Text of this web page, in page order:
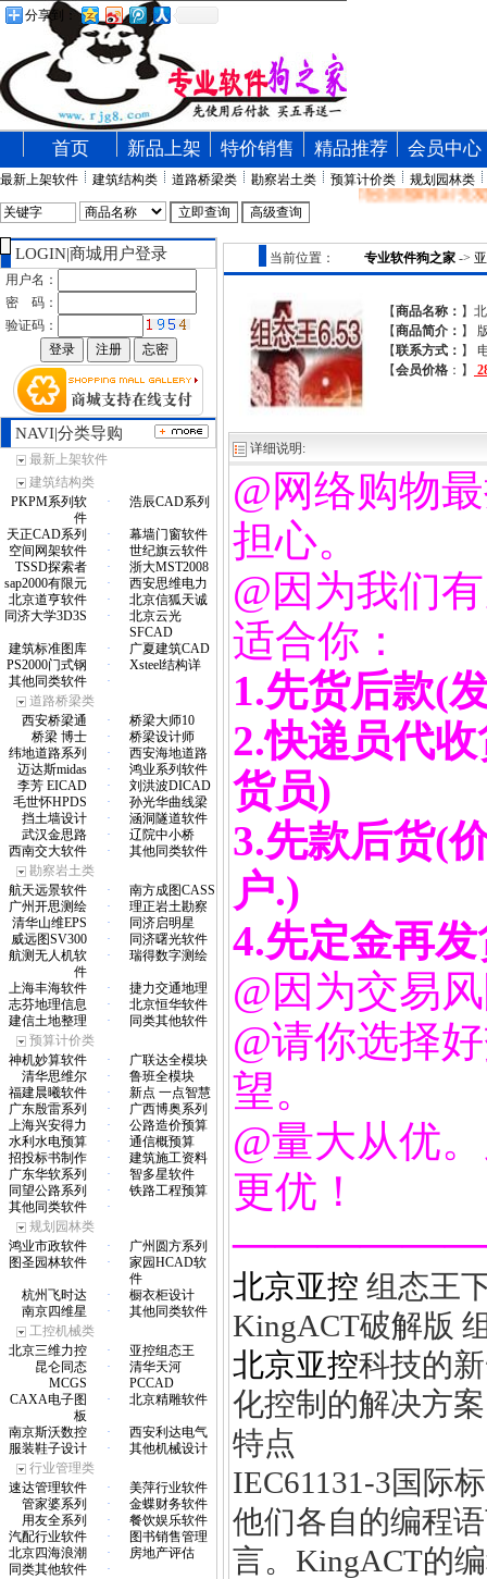
首页 新品上架 特价销售 精品推荐 会员中心
最新上架软件 建筑结构类 道路桥梁类 勘察岩土类 预算计价类
规划园林类
专业软件狗之家在全国首家推出“先发货
LOGIN|商城用户登录
用户名：
密 码：
验证码：
NAVI|分类导购
最新上架软件
建筑结构类
PKPM系列软
件
· 浩辰CAD系列
天正CAD系列 ·
幕墙门窗软件
空间网架软件
·
世纪旗云软件
TSSD探索者
·
浙大MST2008
sap2000有限元
·
西安思维电力
北京道亨软件
·
北京信狐天诚
同济大学3D3S
·
北京云光
SFCAD
建筑标准图库
·
广夏建筑CAD
PS2000门式钢
·
Xsteel结构详
其他同类软件
·
道路桥梁类
西安桥梁通
·
桥梁大师10
桥梁 博士
·
桥梁设计师
纬地道路系列
·
西安海地道路
迈达斯midas
·
鸿业系列软件
李芳 EICAD
·
刘洪波DICAD
毛世怀HPDS
·
孙光华曲线梁
挡土墙设计
·
涵洞隧道软件
武汉金思路
·
辽院中小桥
西南交大软件
·
其他同类软件
勘察岩土类
航天远景软件
·
南方成图CASS
广州开思测绘
·
理正岩土勘察
清华山维EPS
·
同济启明星
威远图SV300
·
同济曙光软件
航测无人机软
件
· 瑞得数字测绘
上海丰海软件 ·
捷力交通地理
志芬地理信息
·
北京恒华软件
建信土地整理
·
同类其他软件
预算计价类
神机妙算软件
·
广联达全模块
清华思维尔
·
鲁班全模块
福建晨曦软件
·
新点 一点智慧
广东殷雷系列
·
广西博奥系列
上海兴安得力
·
公路造价预算
水利水电预算
·
通信概预算
招投标书制作
·
建筑施工资料
广东华软系列
·
智多星软件
同望公路系列
·
铁路工程预算
其他同类软件
·
规划园林类
鸿业市政软件
·
广州圆方系列
图圣园林软件
·
家园HCAD软
件
杭州飞时达
·
橱衣柜设计
南京四维星
·
其他同类软件
工控机械类
北京三维力控
·
亚控组态王
昆仑同态
MCGS
·
清华天河
PCCAD
CAXA电子图
板
· 北京精雕软件
南京斯沃数控 ·
西安利达电气
服装鞋子设计
·
其他机械设计
行业管理类
速达管理软件
·
美萍行业软件
管家婆系列
·
金蝶财务软件
用友全系列
·
餐饮娱乐软件
汽配行业软件
·
图书销售管理
北京四海浪潮
·
房地产评估
同类其他软件
·
当前位置： 专业软件狗之家 ->
【商品名称： 】
【商品简介： 】
【联系方式： 】
【会员价格 ：】
详细说明:
@网络购物
担心。
@因为我们
适合你：
1.先货后款(
2.快递员代
货员)
3.先款后货(
户.)
4.先定金再
@因为交易
@请你选择
望。
@量大从优
更优！
北京亚控 组态王
KingACT破解版
北京亚控科技的
化控制的解决方
特点
IEC61131-3国际
他们各自的编程
言。KingACT的
分享到：